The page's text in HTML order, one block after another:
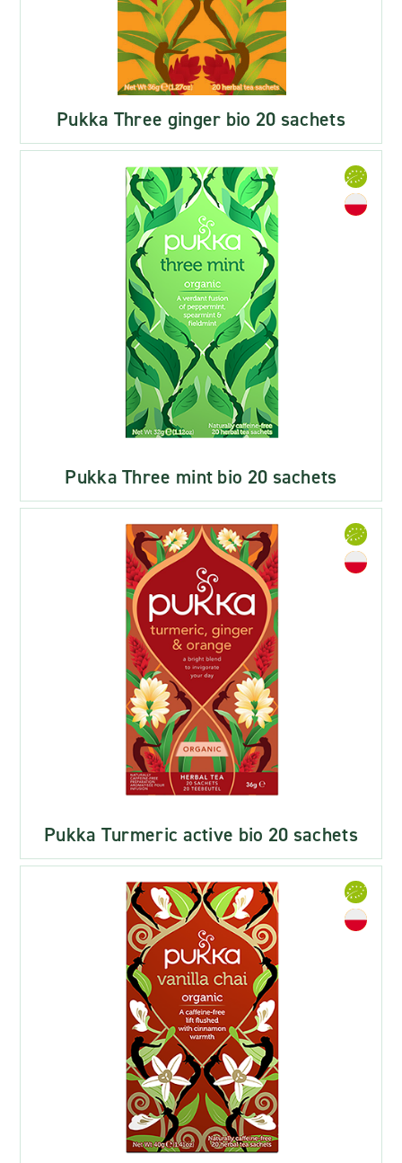
Pukka Three ginger bio 20 sachets
Pukka Three mint bio 20 sachets
Pukka Turmeric active bio 20 sachets